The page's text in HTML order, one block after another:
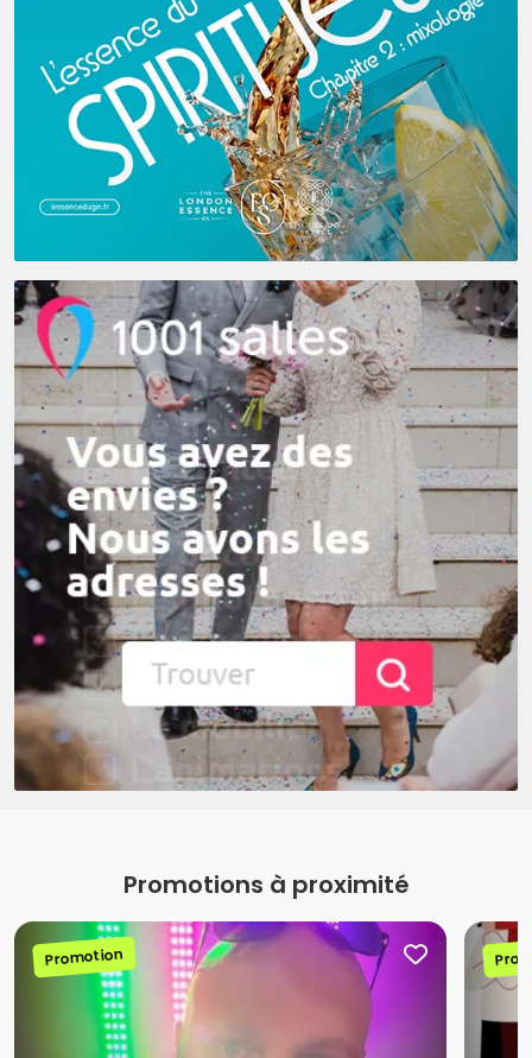
Promotions à proximité
Promotion